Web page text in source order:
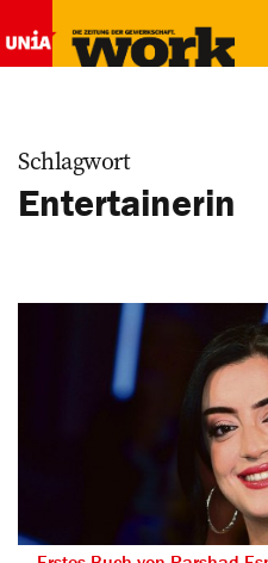
Schlagwort
Entertainerin